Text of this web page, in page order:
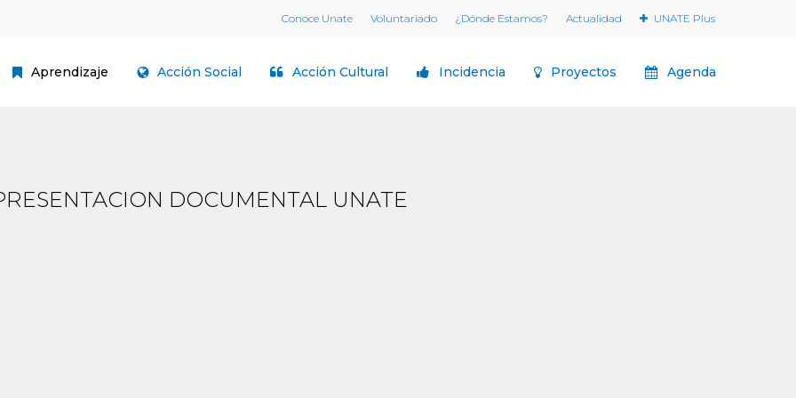
Conoce Unate Voluntariado ¿Dónde Estamos? Actualidad UNATE Plus
Aprendizaje Acción Social Acción Cultural Incidencia Proyectos Agenda
DOCUMENTAL UNATE